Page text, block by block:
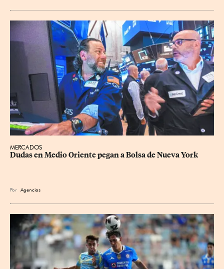
MERCADOS
Dudas en Medio Oriente pegan a Bolsa de Nueva York
Por Agencias